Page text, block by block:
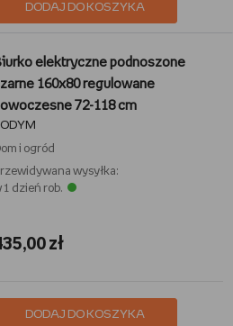
DODAJ DO KOSZYKA
elektryczne podnoszone
160x80 regulowane
72-118 cm
i ogród
wysyłka:
1 dzień rob.
zł
DODAJ DO KOSZYKA